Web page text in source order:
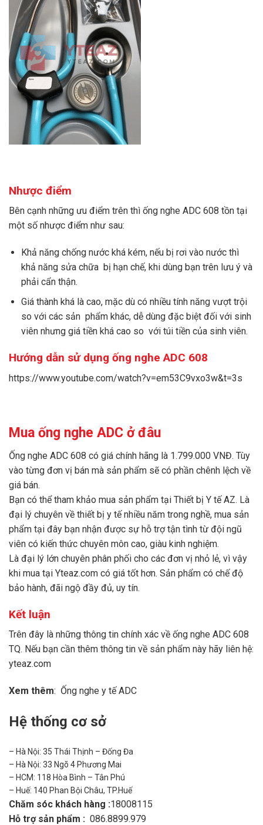
Nhược điểm
Bên cạnh những ưu điểm trên thì ống nghe ADC 608 tồn tại
một số nhược điểm như sau:
Khả năng chống nước khá kém, nếu bị rơi vào nước thì
khả năng sửa chữa bị hạn chế, khi dùng bạn trên lưu ý và
phải cẩn thận.
Giá thành khá là cao, mặc dù có nhiều tính năng vượt trội
so với các sản phẩm khác, dễ dùng đặc biệt đối với sinh
viên nhưng giá tiền khá cao so với túi tiền của sinh viên.
Hướng dẫn sử dụng ống nghe ADC 608
https://www.youtube.com/watch?v=em53C9vxo3w&t=3s
Mua ống nghe ADC ở đâu
Ống nghe ADC 608 có giá chính hãng là 1.799.000 VNĐ. Tùy
vào từng đơn vị bán mà sản phẩm sẽ có phần chênh lệch về
giá bán.
Bạn có thể tham khảo mua sản phẩm tại Thiết bị Y tế AZ. Là
đại lý chuyên về thiết bị y tế nhiều năm trong nghề, mua sản
phẩm tại đây bạn nhận được sự hỗ trợ tận tình từ đội ngũ
viên có kiến thức chuyên môn cao, giàu kinh nghiệm.
Là đại lý lớn chuyên phân phối cho các đơn vị nhỏ lẻ, vì vậy
khi mua tại Yteaz.com có giá tốt hơn. Sản phẩm có chế độ
bảo hành, đãi ngộ đầy đủ, uy tín.
Kết luận
Trên đây là những thông tin chính xác về ống nghe ADC 608
TQ. Nếu bạn cần thêm thông tin về sản phẩm này hãy liên hệ:
yteaz.com
Xem thêm: Ống nghe y tế ADC
Hệ thống cơ sở
– Hà Nội: 35 Thái Thịnh – Đống Đa
– Hà Nội: 33 Ngõ 4 Phương Mai
– HCM: 118 Hòa Bình – Tân Phú
– Huế: 140 Phan Bội Châu, TP.Huế
Chăm sóc khách hàng :18008115
Hỗ trợ sản phẩm : 086.8899.979